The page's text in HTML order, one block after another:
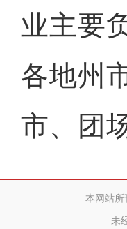
业主要
各地州
市、团
本网站所
未